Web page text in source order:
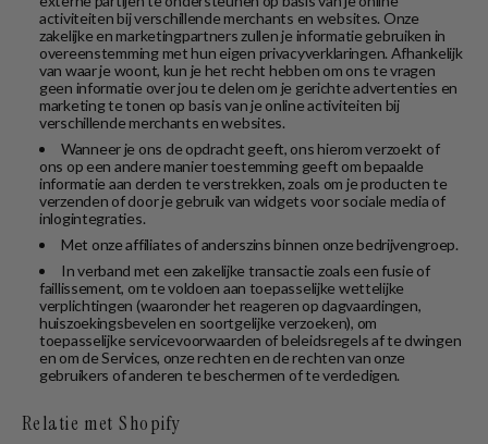
activiteiten bij verschillende merchants en websites. Onze
zakelijke en marketingpartners zullen je informatie gebruiken in
overeenstemming met hun eigen privacyverklaringen. Afhankelijk
van waar je woont, kun je het recht hebben om ons te vragen
geen informatie over jou te delen om je gerichte advertenties en
marketing te tonen op basis van je online activiteiten bij
verschillende merchants en websites.
Wanneer je ons de opdracht geeft, ons hierom verzoekt of
ons op een andere manier toestemming geeft om bepaalde
informatie aan derden te verstrekken, zoals om je producten te
verzenden of door je gebruik van widgets voor sociale media of
inlogintegraties.
Met onze affiliates of anderszins binnen onze bedrijvengroep.
In verband met een zakelijke transactie zoals een fusie of
faillissement, om te voldoen aan toepasselijke wettelijke
verplichtingen (waaronder het reageren op dagvaardingen,
huiszoekingsbevelen en soortgelijke verzoeken), om
toepasselijke servicevoorwaarden of beleidsregels af te dwingen
en om de Services, onze rechten en de rechten van onze
gebruikers of anderen te beschermen of te verdedigen.
Relatie met Shopify